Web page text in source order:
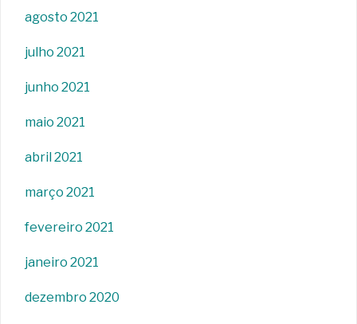
agosto 2021
julho 2021
junho 2021
maio 2021
abril 2021
março 2021
fevereiro 2021
janeiro 2021
dezembro 2020